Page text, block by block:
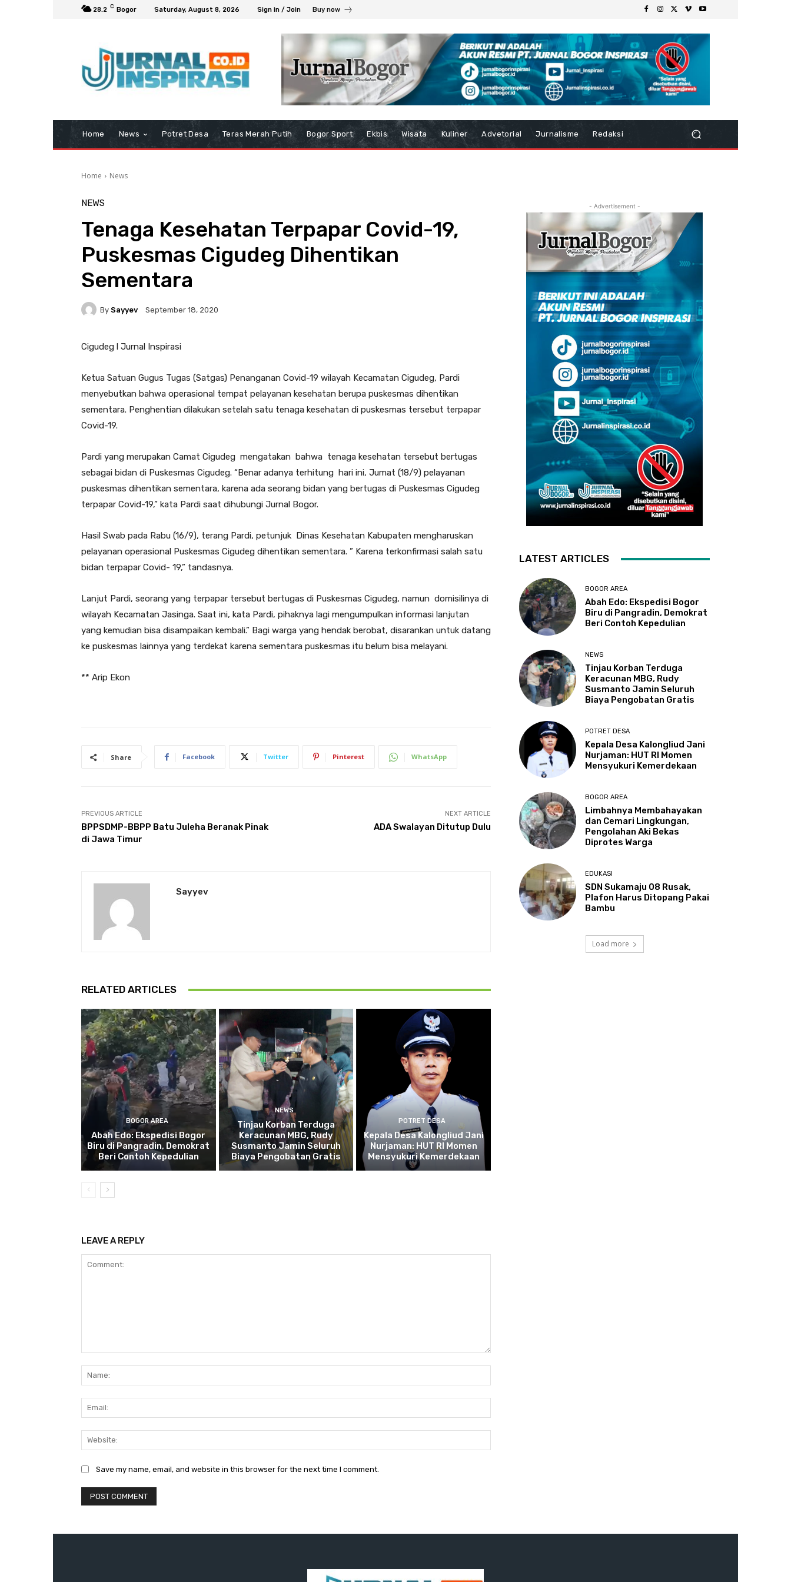
28.2 C Bogor Saturday, August 8, 2026 Sign in / Join Buy now
Home News Potret Desa Teras Merah Putih Bogor Sport Ekbis Wisata Kuliner Advetorial Jurnalisme Redaksi
Home News
NEWS
Tenaga Kesehatan Terpapar Covid-19,
Puskesmas Cigudeg Dihentikan
Sementara
By Sayyev September 18, 2020
Cigudeg l Jurnal Inspirasi
Ketua Satuan Gugus Tugas (Satgas) Penanganan Covid-19 wilayah Kecamatan Cigudeg, Pardi
menyebutkan bahwa operasional tempat pelayanan kesehatan berupa puskesmas dihentikan
sementara. Penghentian dilakukan setelah satu tenaga kesehatan di puskesmas tersebut terpapar
Covid-19.
Pardi yang merupakan Camat Cigudeg mengatakan bahwa tenaga kesehatan tersebut bertugas
sebagai bidan di Puskesmas Cigudeg. “Benar adanya terhitung hari ini, Jumat (18/9) pelayanan
puskesmas dihentikan sementara, karena ada seorang bidan yang bertugas di Puskesmas Cigudeg
terpapar Covid-19,” kata Pardi saat dihubungi Jurnal Bogor.
Hasil Swab pada Rabu (16/9), terang Pardi, petunjuk Dinas Kesehatan Kabupaten mengharuskan
pelayanan operasional Puskesmas Cigudeg dihentikan sementara. ” Karena terkonfirmasi salah satu
bidan terpapar Covid- 19,” tandasnya.
Lanjut Pardi, seorang yang terpapar tersebut bertugas di Puskesmas Cigudeg, namun domisilinya di
wilayah Kecamatan Jasinga. Saat ini, kata Pardi, pihaknya lagi mengumpulkan informasi lanjutan
yang kemudian bisa disampaikan kembali.” Bagi warga yang hendak berobat, disarankan untuk datang
ke puskesmas lainnya yang terdekat karena sementara puskesmas itu belum bisa melayani.
** Arip Ekon
Share Facebook Twitter Pinterest WhatsApp
PREVIOUS ARTICLE
BPPSDMP-BBPP Batu Juleha Beranak Pinak
di Jawa Timur
NEXT ARTICLE
ADA Swalayan Ditutup Dulu
Sayyev
RELATED ARTICLES
BOGOR AREA
Abah Edo: Ekspedisi Bogor
Biru di Pangradin, Demokrat
Beri Contoh Kepedulian
NEWS
Tinjau Korban Terduga
Keracunan MBG, Rudy
Susmanto Jamin Seluruh
Biaya Pengobatan Gratis
POTRET DESA
Kepala Desa Kalongliud Jani
Nurjaman: HUT RI Momen
Mensyukuri Kemerdekaan
LEAVE A REPLY
Save my name, email, and website in this browser for the next time I comment.
- Advertisement -
LATEST ARTICLES
BOGOR AREA
Abah Edo: Ekspedisi Bogor
Biru di Pangradin, Demokrat
Beri Contoh Kepedulian
NEWS
Tinjau Korban Terduga
Keracunan MBG, Rudy
Susmanto Jamin Seluruh
Biaya Pengobatan Gratis
POTRET DESA
Kepala Desa Kalongliud Jani
Nurjaman: HUT RI Momen
Mensyukuri Kemerdekaan
BOGOR AREA
Limbahnya Membahayakan
dan Cemari Lingkungan,
Pengolahan Aki Bekas
Diprotes Warga
EDUKASI
SDN Sukamaju 08 Rusak,
Plafon Harus Ditopang Pakai
Bambu
Load more